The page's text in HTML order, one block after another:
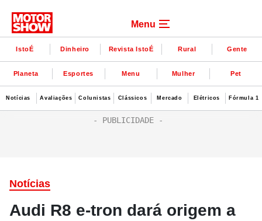
Menu
IstoÉ Dinheiro Revista IstoÉ Rural Gente
Planeta Esportes Menu Mulher Pet
Notícias Avaliações Colunistas Clássicos Mercado Elétricos Fórmula 1
Notícias
Audi R8 e-tron dará origem a